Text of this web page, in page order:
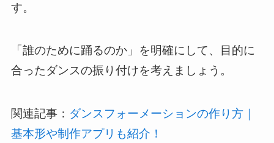
す。
「誰のために踊るのか」を明確にして、目的に
合ったダンスの振り付けを考えましょう。
関連記事： ダンスフォーメーションの作り方｜
基本形や制作アプリも紹介！